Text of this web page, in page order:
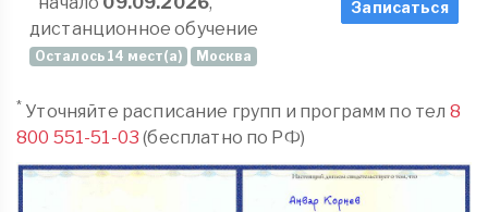
дистанционное обучение
Осталось 14 мест(а) Москва
Записаться
* Уточняйте расписание групп и программ по тел 8
800 551-51-03 (бесплатно по РФ)